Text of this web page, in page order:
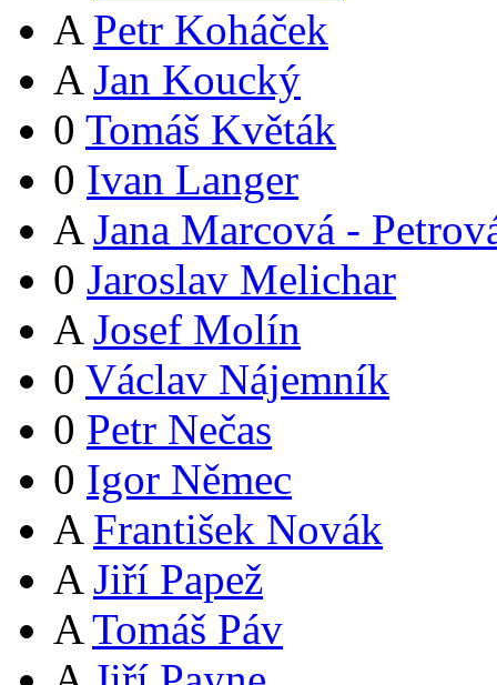
A Petr Koháček
A Jan Koucký
0 Tomáš Květák
0 Ivan Langer
A Jana Marcová -
0 Jaroslav Melichar
A Josef Molín
0 Václav Nájemník
0 Petr Nečas
0 Igor Němec
A František Novák
A Jiří Papež
A Tomáš Páv